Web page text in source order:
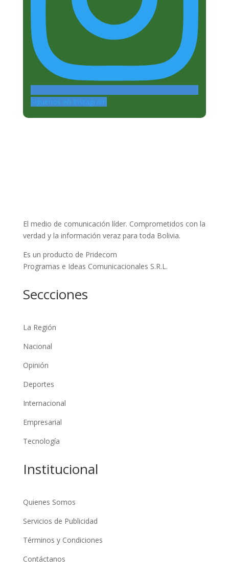
Siguenos en Instagram
El medio de comunicación líder. Comprometidos con la
verdad y la información veraz para toda Bolivia.
Es un producto de Pridecom
Programas e Ideas Comunicacionales S.R.L.
Seccciones
La Región
Nacional
Opinión
Deportes
Internacional
Empresarial
Tecnología
Institucional
Quienes Somos
Servicios de Publicidad
Términos y Condiciones
Contáctanos